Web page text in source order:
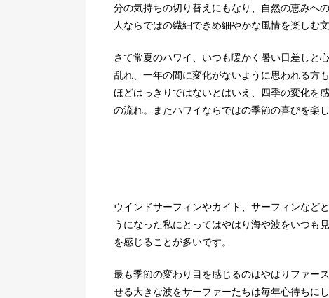
分の気持ちの切り替えにもなり、自然の恵みへ
人ならではの繊細できめ細やかな風情を楽しむ
さて常夏のハワイ、いつも暖かく暑い日差しと
乱れ、一年の間に変化がないように思われる方
ほどはっきりではないとはいえ、四季の変化を
の流れ。またハワイならではの季節の喜びを楽
ウインドサーフィンやカイト、サーフィンなど
うになった私にとってはやはり海や波をいつも
を感じることが多いです。
最も季節の変わり目を感じるのはやはりファー
せる大きな波をサーファーたちは毎年心待ちに